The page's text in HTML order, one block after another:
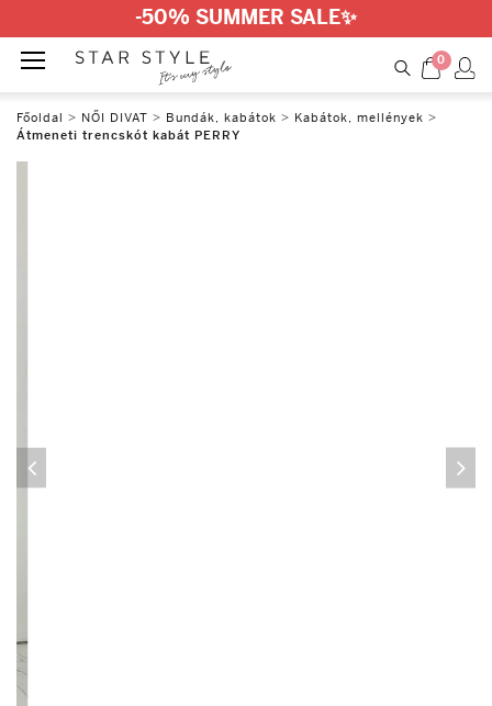
-50% SUMMER SALE✨
0
Főoldal > NŐI DIVAT > Bundák, kabátok > Kabátok, mellények >
Átmeneti trencskót kabát PERRY